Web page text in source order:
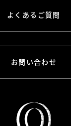
よくあるご質問
お問い合わせ